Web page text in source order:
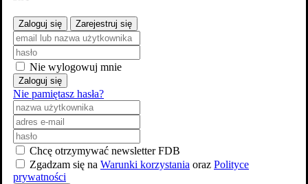
Zaloguj się Zarejestruj się
Nie wylogowuj mnie
Zaloguj się
Nie pamiętasz hasła?
Chcę otrzymywać newsletter FDB
Zgadzam się na Warunki korzystania oraz Polityce
prywatności